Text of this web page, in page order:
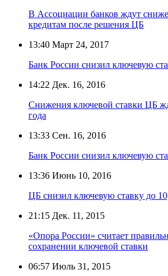
В Ассоциации банков ждут
кредитам после решения ЦБ
13:40 Март 24, 2017
Банк России снизил ключевую
14:22 Дек. 16, 2016
Снижения ключевой ставки ЦБ
года
13:33 Сен. 16, 2016
Банк России снизил ключевую
13:36 Июнь 10, 2016
ЦБ снизил ключевую ставку до
21:15 Дек. 11, 2015
«Опора России» считает
сохранении ключевой ставки
06:57 Июль 31, 2015